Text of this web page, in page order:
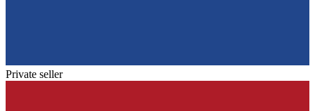
Private seller